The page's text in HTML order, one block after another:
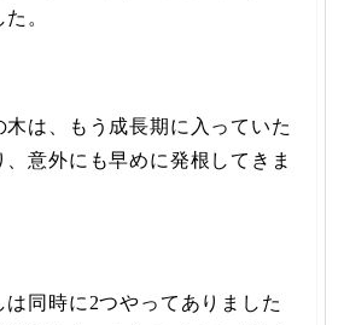
。
木は、もう成長期に入っていた
、意外にも早めに発根してきま
は同時に2つやってありました